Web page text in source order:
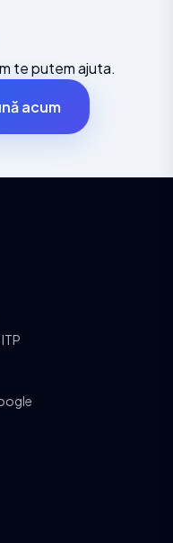
te putem ajuta.
acum